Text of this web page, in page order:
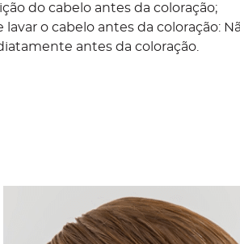
do cabelo antes da coloração;
lavar o cabelo antes da coloração:
antes da coloração.